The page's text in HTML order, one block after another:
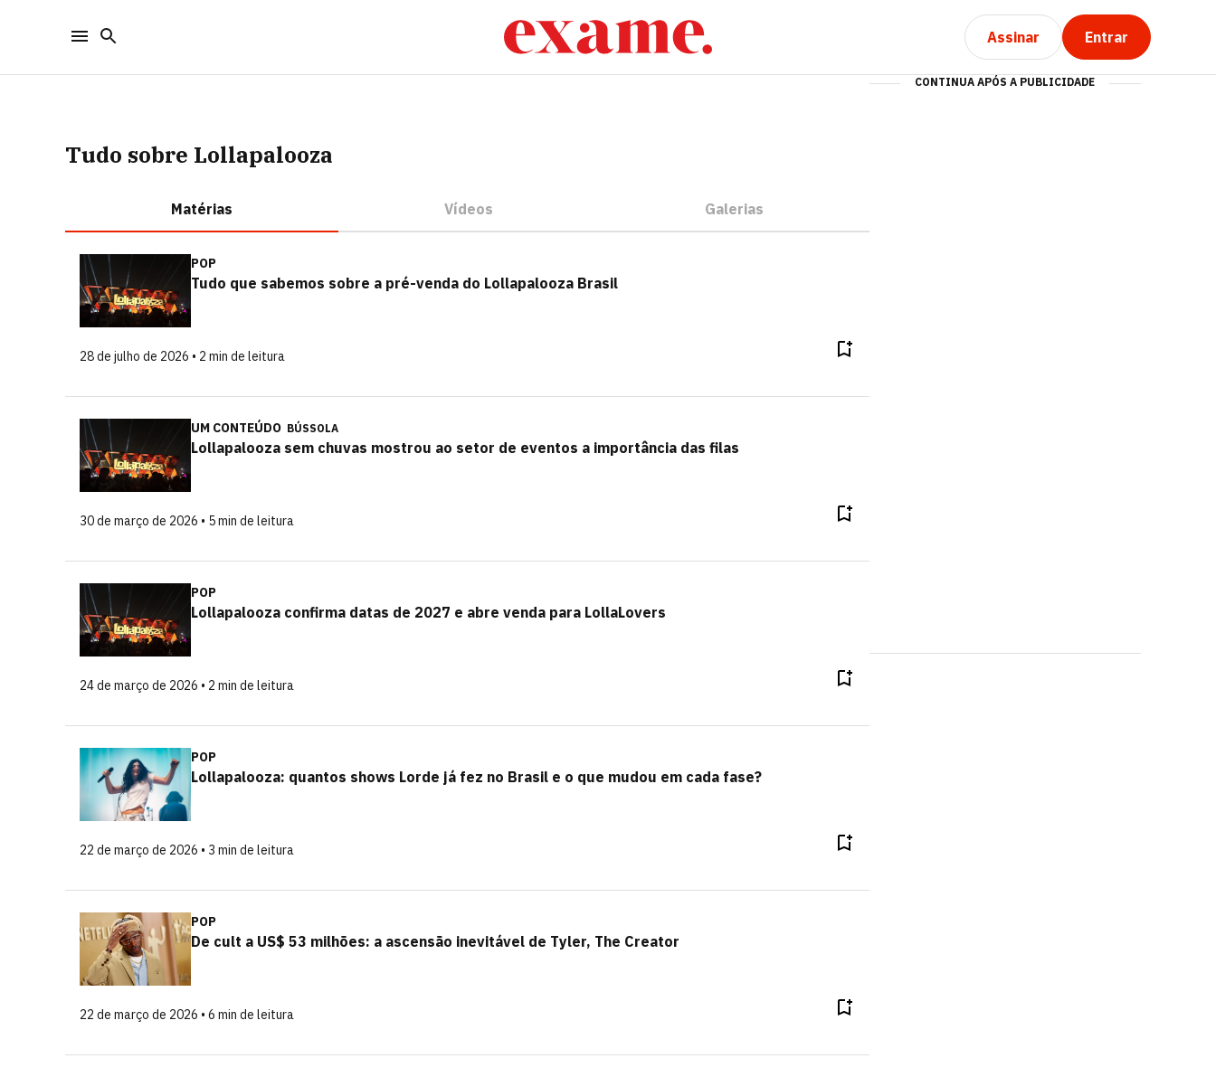
Assinar Entrar
Tudo sobre Lollapalooza
Matérias Vídeos Galerias
POP
Tudo que sabemos sobre a pré-venda do Lollapalooza Brasil
28 de julho de 2026 • 2 min de leitura
UM CONTEÚDO BÚSSOLA
Lollapalooza sem chuvas mostrou ao setor de eventos a importância das filas
30 de março de 2026 • 5 min de leitura
POP
Lollapalooza confirma datas de 2027 e abre venda para LollaLovers
24 de março de 2026 • 2 min de leitura
POP
Lollapalooza: quantos shows Lorde já fez no Brasil e o que mudou em cada fase?
22 de março de 2026 • 3 min de leitura
POP
De cult a US$ 53 milhões: a ascensão inevitável de Tyler, The Creator
22 de março de 2026 • 6 min de leitura
CONTINUA APÓS A PUBLICIDADE